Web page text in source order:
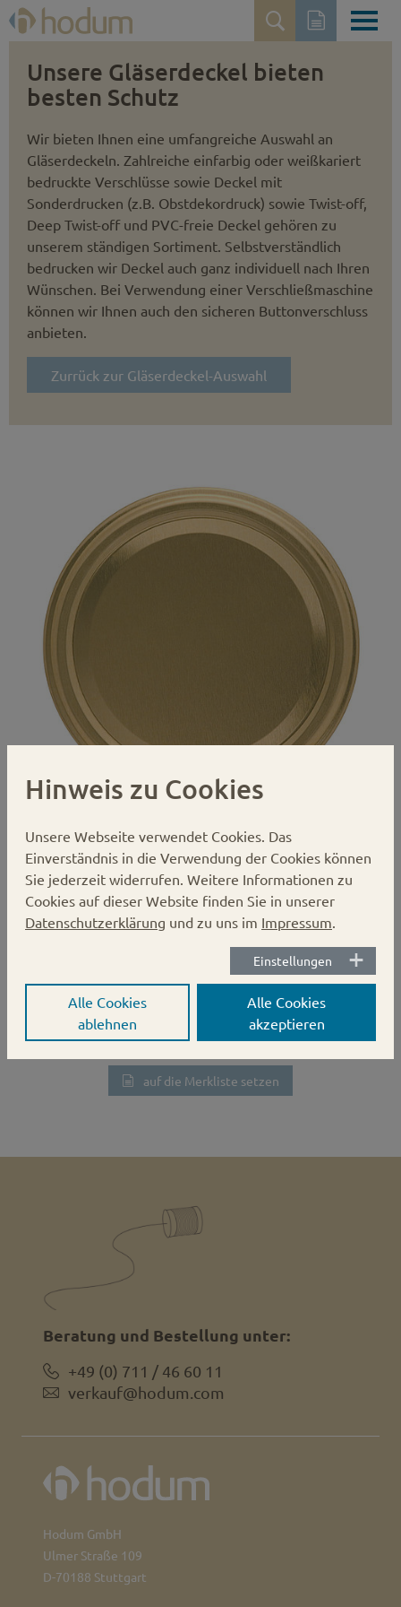
Unsere Gläserdeckel bieten
besten Schutz
Wir bieten Ihnen eine umfangreiche Auswahl an
Gläserdeckeln. Zahlreiche einfarbig oder weißkariert
bedruckte Verschlüsse sowie Deckel mit
Sonderdrucken (z.B. Obst­dekordruck) sowie Twist-off,
Deep Twist-off und PVC-freie Deckel gehören zu
unserem ständigen Sortiment. Selbstver­ständlich
bedrucken wir Deckel auch ganz individuell nach Ihren
Wünschen. Bei Verwendung einer Verschließmaschine
können wir Ihnen auch den sicheren Button­verschluss
anbieten.
Zurrück zur Gläserdeckel-Auswahl
Gläserdeckel 82mm gold Twist-off
Karton:
800 Stück
Palette kartoniert: 19200 Stück
Durchmesser:
82 mm
auf die Merkliste setzen
Hodum GmbH
Ulmer Straße 109
D-70188 Stuttgart
Beratung und Bestellung unter:
+49 (0) 711 / 46 60 11
verkauf@hodum.com
Hinweis zu Cookies
Unsere Webseite verwendet Cookies. Das
Einverständnis in die Verwendung der Cookies können
Sie jederzeit widerrufen. Weitere Informationen zu
Cookies auf dieser Website finden Sie in unserer
Datenschutzerklärung und zu uns im Impressum
Einstellungen
Alle Cookies
ablehnen
Alle Cookies
akzeptieren